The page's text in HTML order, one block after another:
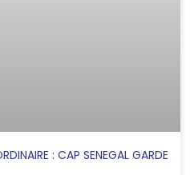
: CAP SENEGAL GARDE